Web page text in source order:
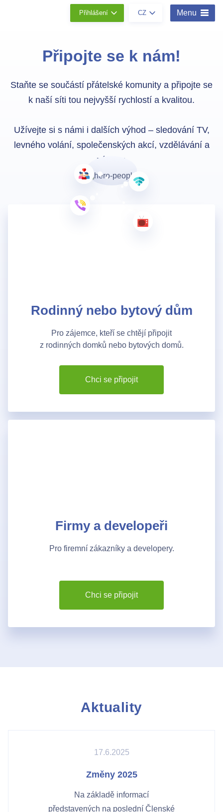
Přihlášení CZ Menu
Připojte se k nám!
Staňte se součástí přátelské komunity a připojte se
k naší síti tou nejvyšší rychlostí a kvalitou.
Užívejte si s námi i dalších výhod – sledování TV,
levného volání, společenských akcí, vzdělávání a
zábavy.
Rodinný nebo bytový dům
Pro zájemce, kteří se chtějí připojit
z rodinných domků nebo bytových domů.
Chci se připojit
Firmy a developeři
Pro firemní zákazníky a developery.
Chci se připojit
Aktuality
17.6.2025
Změny 2025
Na základě informací
představených na poslední Členské